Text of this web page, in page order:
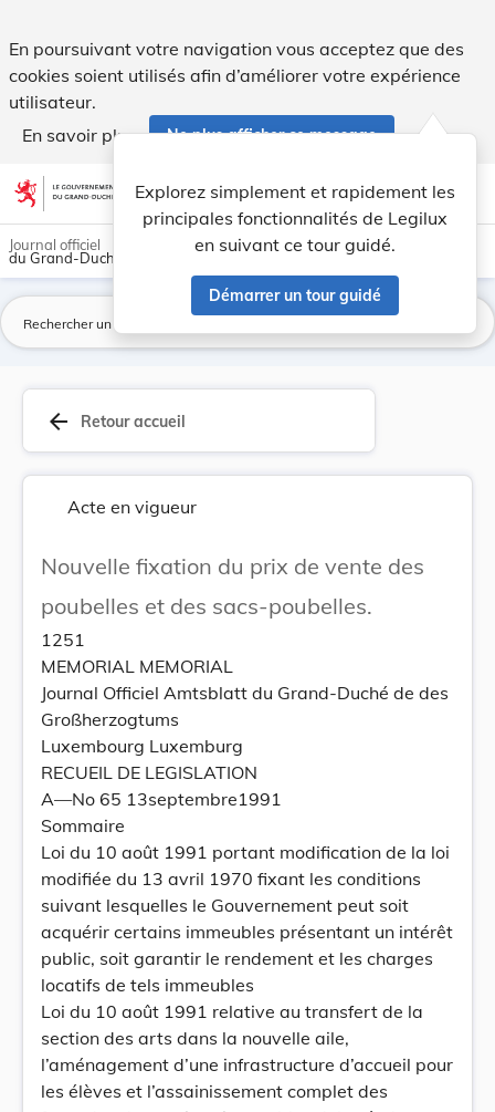
En poursuivant votre navigation vous acceptez que des
cookies soient utilisés afin d’améliorer votre expérience
utilisateur.
En savoir plus
Ne plus afficher ce message
Aller au contenu account_circle help Aide
Explorez simplement et rapidement les
principales fonctionnalités de Legilux
en suivant ce tour guidé.
Démarrer un tour guidé
light_mode dark_mode
Journal officiel
du Grand-Duché de Luxembourg
arrow_back Retour accueil
Acte en vigueur
Nouvelle fixation du prix de vente des
poubelles et des sacs-poubelles.
1251
MEMORIAL MEMORIAL
Journal Officiel Amtsblatt du Grand-Duché de des
Großherzogtums
Luxembourg Luxemburg
RECUEIL DE LEGISLATION
A—No 65 13septembre1991
Sommaire
Loi du 10 août 1991 portant modification de la loi
modifiée du 13 avril 1970 fixant les conditions
suivant lesquelles le Gouvernement peut soit
acquérir certains immeubles présentant un intérêt
public, soit garantir le rendement et les charges
locatifs de tels immeubles
Loi du 10 août 1991 relative au transfert de la
section des arts dans la nouvelle aile,
l’aménagement d’une infrastructure d’accueil pour
les élèves et l’assainissement complet des